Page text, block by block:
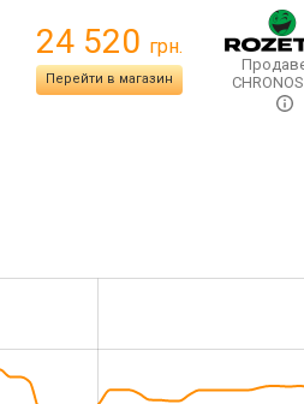
24 520 грн.
Перейти в магазин